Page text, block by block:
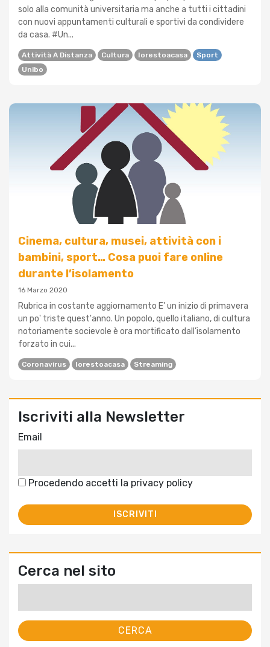
solo alla comunità universitaria ma anche a tutti i cittadini
con nuovi appuntamenti culturali e sportivi da condividere
da casa. #Un...
Attività A Distanza Cultura Iorestoacasa
Sport
Unibo
Cinema, cultura, musei, attività con i
bambini, sport… Cosa puoi fare online
durante l’isolamento
16 Marzo 2020
Rubrica in costante aggiornamento E' un inizio di primavera
un po' triste quest'anno. Un popolo, quello italiano, di cultura
notoriamente socievole è ora mortificato dall’isolamento
forzato in cui...
Coronavirus Iorestoacasa Streaming
Iscriviti alla Newsletter
Email
Procedendo accetti la privacy policy
Cerca nel sito